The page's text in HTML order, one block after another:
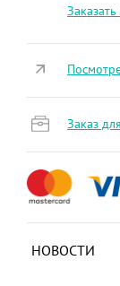
НОВОСТИ
Заказ